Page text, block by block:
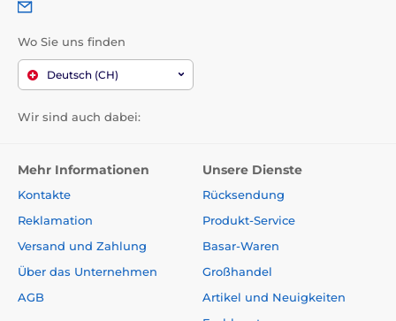
Phosphor 0,2 %, Natrium 0,2 %.
kg:
Taurin (3a370) 800 mg, Biotin (3a880) 0,4 mg, Kupfer
(3b405) 1,9 mg, Eisen (3b107) 8,0 mg, Kaliumjodid
20 mg
Wo Sie uns finden
Deutsch (CH)
Wir sind auch dabei:
Mehr Informationen
Kontakte
Reklamation
Versand und Zahlung
Über das Unternehmen
AGB
Unsere Dienste
Rücksendung
Produkt-Service
Basar-Waren
Großhandel
Artikel und Neuigkeiten